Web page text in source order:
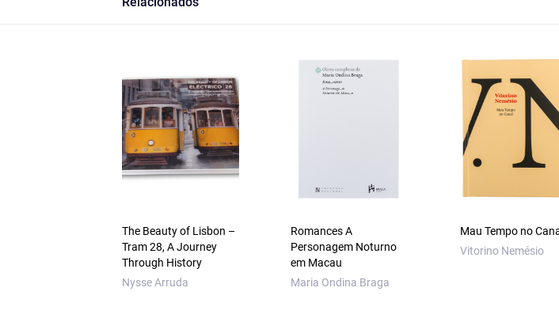
The Beauty of Lisbon –
Tram 28, A Journey
Through History
Nysse Arruda
Romances A
Personagem Noturno
em Macau
Maria Ondina Braga
Mau Tempo no
Vitorino Nemésio